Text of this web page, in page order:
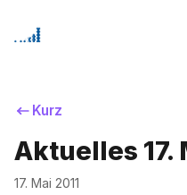
Home
Kurz
Aktuelles 17.
17. Mai 2011